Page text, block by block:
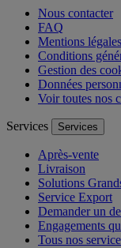
Nous contacter
FAQ
Mentions légales
Conditions
Gestion des
Données
Voir toutes nos
Services Services
Après-vente
Livraison
Solutions
Service Export
Demander un
Engagements
Tous nos